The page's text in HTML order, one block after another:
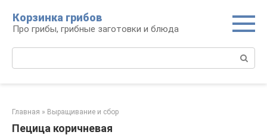
контенту
Корзинка грибов
Про грибы, грибные заготовки и блюда
Главная » Выращивание и сбор
Пецица коричневая